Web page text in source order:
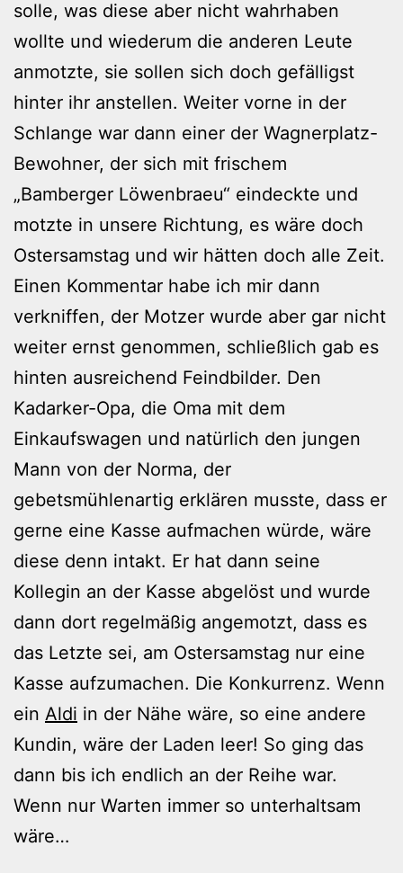
solle, was diese aber nicht wahrhaben
wollte und wiederum die anderen Leute
anmotzte, sie sollen sich doch gefälligst
hinter ihr anstellen. Weiter vorne in der
Schlange war dann einer der Wagnerplatz-
Bewohner, der sich mit frischem
„Bamberger Löwenbraeu“ eindeckte und
motzte in unsere Richtung, es wäre doch
Ostersamstag und wir hätten doch alle Zeit.
Einen Kommentar habe ich mir dann
verkniffen, der Motzer wurde aber gar nicht
weiter ernst genommen, schließlich gab es
hinten ausreichend Feindbilder. Den
Kadarker-Opa, die Oma mit dem
Einkaufswagen und natürlich den jungen
Mann von der Norma, der
gebetsmühlenartig erklären musste, dass er
gerne eine Kasse aufmachen würde, wäre
diese denn intakt. Er hat dann seine
Kollegin an der Kasse abgelöst und wurde
dann dort regelmäßig angemotzt, dass es
das Letzte sei, am Ostersamstag nur eine
Kasse aufzumachen. Die Konkurrenz. Wenn
ein Aldi in der Nähe wäre, so eine andere
Kundin, wäre der Laden leer! So ging das
dann bis ich endlich an der Reihe war.
Wenn nur Warten immer so unterhaltsam
wäre…